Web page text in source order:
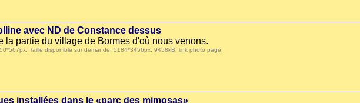
avec ND de Constance dessus
la partie du village de Bormes d'où nous venons.
Taille disponible sur demande: 5184*3456px, 9458kB. link photo page
installées dans le «parc des mimosas»